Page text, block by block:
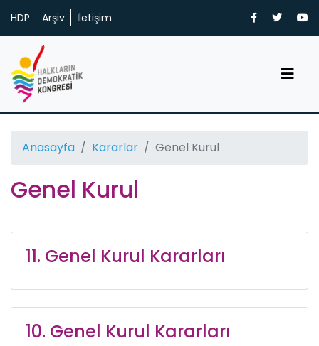
HDP Arşiv İletişim
Anasayfa Kararlar Genel Kurul
Genel Kurul
11. Genel Kurul Kararları
10. Genel Kurul Kararları